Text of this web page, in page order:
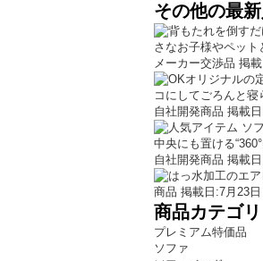
その他の最
メーカー交渉品 掲
自社開発商品 掲載
自社開発商品 掲載
商品 掲載日:7月23日
商品カテゴリ
プレミアム特価品
ソファ